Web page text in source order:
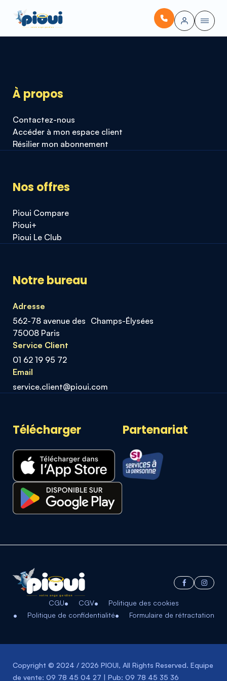
À propos
Contactez-nous
Accéder à mon espace client
Résilier mon abonnement
Nos offres
Pioui Compare
Pioui+
Pioui Le Club
Notre bureau
Adresse
562-78 avenue des Champs-Élysées
75008 Paris
Service Client
01 62 19 95 72
Email
service.client@pioui.com
Télécharger Partenariat
CGU CGV
Politique des cookies
Politique de confidentialité
Formulaire de rétractation
Copyright © 2024 / 2026 PIOUI, All Rights Reserved. Equipe
de vente: 09 78 45 04 27 | Pub: 09 78 45 35 36